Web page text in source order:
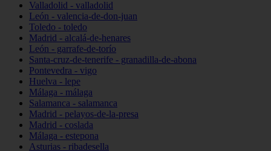
Valladolid - valladolid
León - valencia-de-don-juan
Toledo - toledo
Madrid - alcalá-de-henares
León - garrafe-de-torío
Santa-cruz-de-tenerife - granadilla-de-abona
Pontevedra - vigo
Huelva - lepe
Málaga - málaga
Salamanca - salamanca
Madrid - pelayos-de-la-presa
Madrid - coslada
Málaga - estepona
Asturias - ribadesella